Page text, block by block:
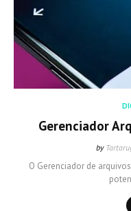
Gerenciador
by
O Gerenciador de